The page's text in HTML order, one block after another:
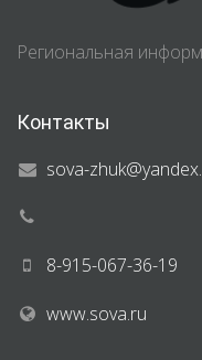
Региональная
Контакты
sova-
8-915-067-36-19
www.sova.ru